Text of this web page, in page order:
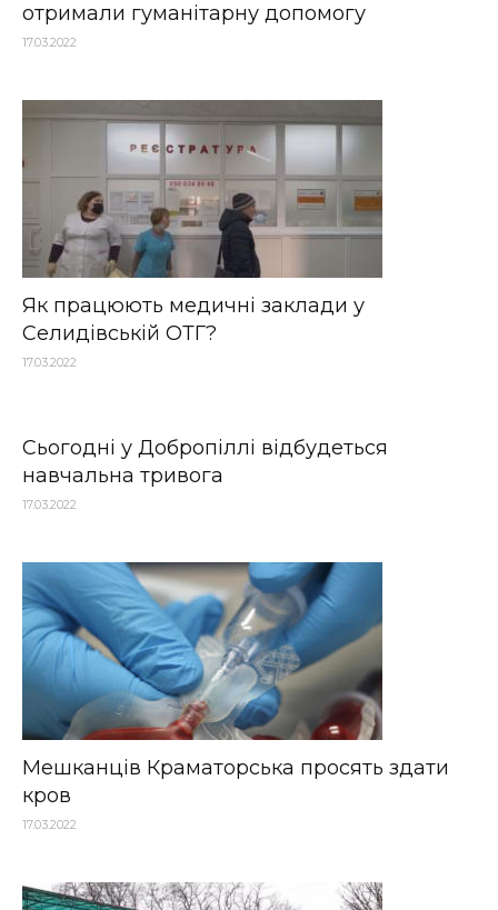
отримали гуманітарну допомогу
17.03.2022
Як працюють медичні заклади у
Селидівській ОТГ?
17.03.2022
Сьогодні у Добропіллі відбудеться
навчальна тривога
17.03.2022
Мешканців Краматорська просять здати
кров
17.03.2022